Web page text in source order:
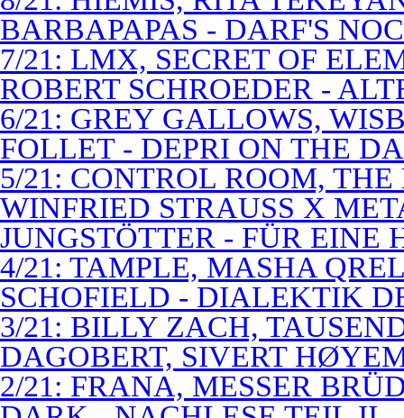
BARBAPAPAS - DARF'S
7/21: LMX, SECRET OF
ROBERT SCHROEDER -
6/21: GREY GALLOWS,
FOLLET - DEPRI ON THE
5/21: CONTROL ROOM,
WINFRIED STRAUSS X
JUNGSTÖTTER - FÜR EINE
4/21: TAMPLE, MASHA
SCHOFIELD - DIALEKTIK
3/21: BILLY ZACH,
DAGOBERT, SIVERT
2/21: FRANA, MESSER